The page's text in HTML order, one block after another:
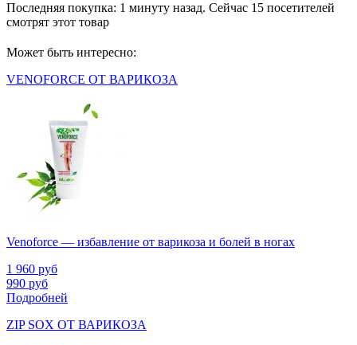
Последняя покупка: 1 минуту назад. Сейчас 15 посетителей
смотрят этот товар
Может быть интересно:
VENOFORCE ОТ ВАРИКОЗА
Venoforce — избавление от варикоза и болей в ногах
1 960 руб
990 руб
Подробней
ZIP SOX ОТ ВАРИКОЗА